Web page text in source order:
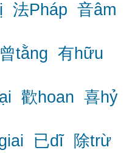
法Pháp 音âm
曾tằng 有hữu
歡hoan 喜hỷ
已dĩ
除trừ